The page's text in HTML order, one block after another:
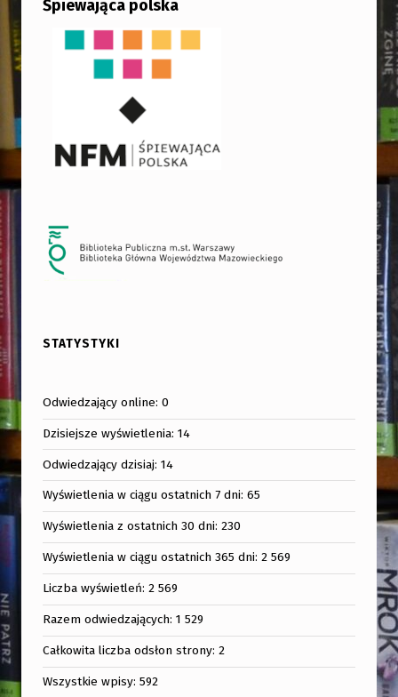
Śpiewająca polska
STATYSTYKI
Odwiedzający online:0
Dzisiejsze wyświetlenia:14
Odwiedzający dzisiaj:14
Wyświetlenia w ciągu ostatnich 7 dni:65
Wyświetlenia z ostatnich 30 dni:230
Wyświetlenia w ciągu ostatnich 365 dni:2 569
Liczba wyświetleń:2 569
Razem odwiedzających:1 529
Całkowita liczba odsłon strony:2
Wszystkie wpisy:592